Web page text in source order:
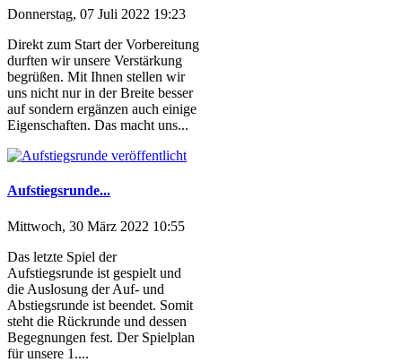
Donnerstag, 07 Juli 2022 19:23
Direkt zum Start der Vorbereitung
durften wir unsere Verstärkung
begrüßen. Mit Ihnen stellen wir
uns nicht nur in der Breite besser
auf sondern ergänzen auch einige
Eigenschaften. Das macht uns...
Aufstiegsrunde...
Mittwoch, 30 März 2022 10:55
Das letzte Spiel der
Aufstiegsrunde ist gespielt und
die Auslosung der Auf- und
Abstiegsrunde ist beendet. Somit
steht die Rückrunde und dessen
Begegnungen fest. Der Spielplan
für unsere 1....